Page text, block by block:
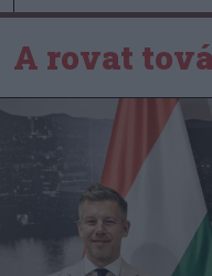
A rovat